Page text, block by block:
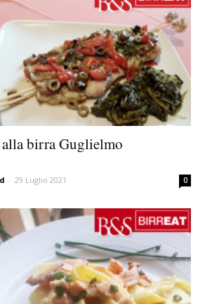
birra Guglielmo
- 29 Luglio 2021 0